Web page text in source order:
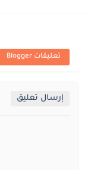
تعليقات Blogger
إرسال تعليق